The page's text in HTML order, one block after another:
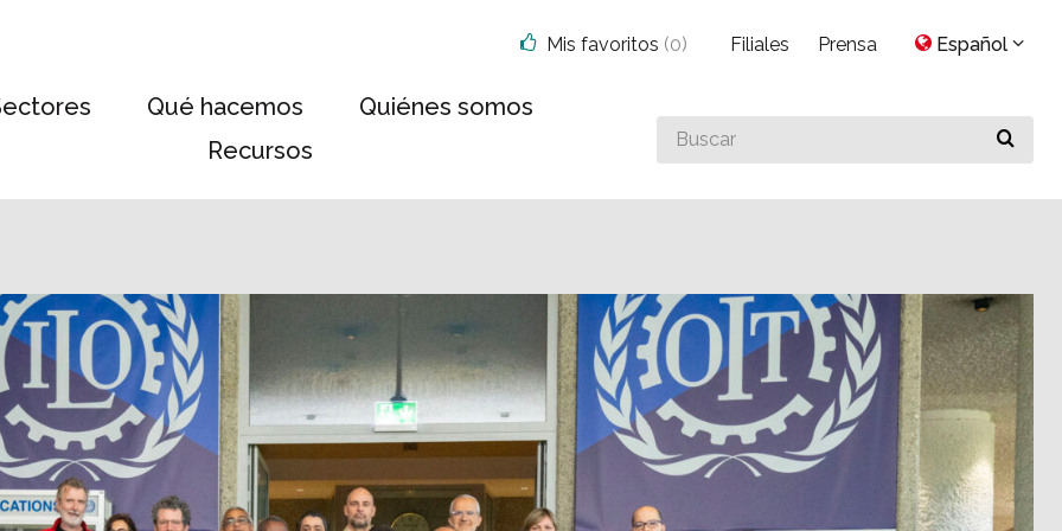
Qué hacemos
Quiénes somos
Recursos
Buscar
algo
Mis favoritos (0) Filiales Prensa Español